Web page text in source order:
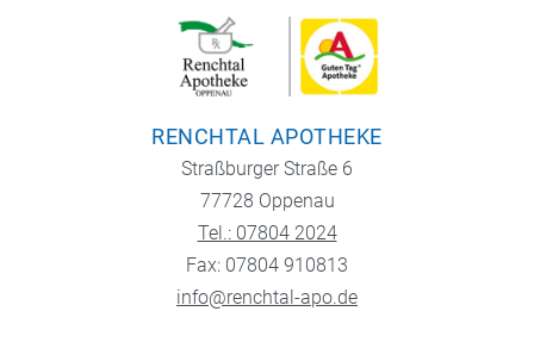
RENCHTAL APOTHEKE
Straßburger Straße 6
77728 Oppenau
Tel.: 07804 2024
Fax: 07804 910813
info@renchtal-apo.de